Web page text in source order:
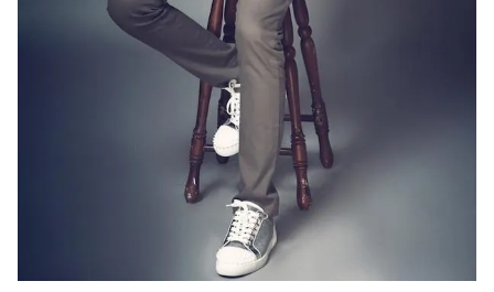
Giấy phép hoạt động báo in và báo điện tử số 483/GP-BTTTT
cấp ngày 29/12/2023
Vũ Thanh Thủy
Nguyễn Thị Mỹ Hạnh, Phạm Quốc Thắng,
024.38 355 931 - 024.38 355 932
Ðiện thoại Thời báo VTV:024.66 897 897
toasoan@vtv.vn
024-7300.7108